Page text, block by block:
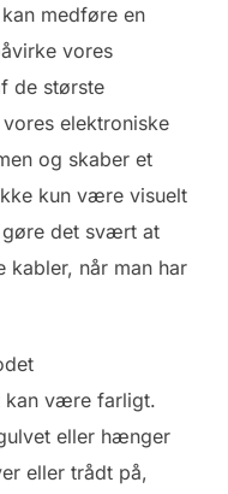
medføre en
vores
de største
elektroniske
og skaber et
kun være visuelt
gøre det svært at
når man har
kan være farligt.
eller hænger
eller trådt på,